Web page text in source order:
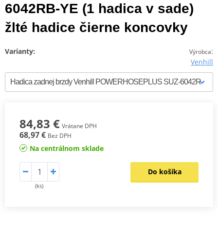
6042RB-YE (1 hadica v sade)
žlté hadice čierne koncovky
Výrobca:
Venhill
Varianty:
84,83 € Vrátane DPH
68,97 € Bez DPH
Na centrálnom sklade
(ks)
Do košíka